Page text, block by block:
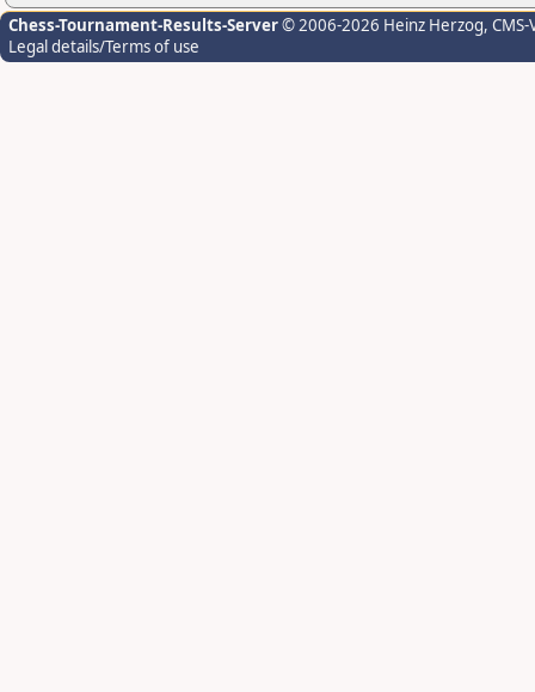
Chess-Tournament-Results-Server© 2006-2026 Heinz Herzog,
Legal details/Terms of use